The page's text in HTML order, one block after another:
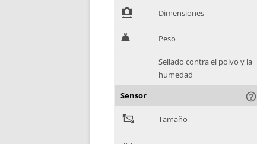
! Dimensiones
H Peso
Sellado contra el polvo y la
humedad
Sensor help_outline
" Tamaño